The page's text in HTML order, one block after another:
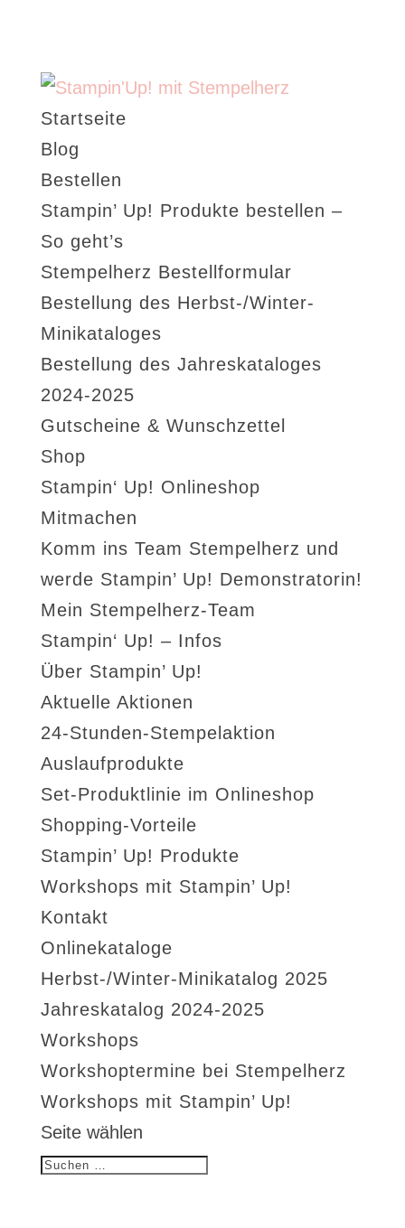
Startseite
Blog
Bestellen
Stampin’ Up! Produkte bestellen –
So geht’s
Stempelherz Bestellformular
Bestellung des Herbst-/Winter-
Minikataloges
Bestellung des Jahreskataloges
2024-2025
Gutscheine & Wunschzettel
Shop
Stampin‘ Up! Onlineshop
Mitmachen
Komm ins Team Stempelherz und
werde Stampin’ Up! Demonstratorin!
Mein Stempelherz-Team
Stampin‘ Up! – Infos
Über Stampin’ Up!
Aktuelle Aktionen
24-Stunden-Stempelaktion
Auslaufprodukte
Set-Produktlinie im Onlineshop
Shopping-Vorteile
Stampin’ Up! Produkte
Workshops mit Stampin’ Up!
Kontakt
Onlinekataloge
Herbst-/Winter-Minikatalog 2025
Jahreskatalog 2024-2025
Workshops
Workshoptermine bei Stempelherz
Workshops mit Stampin’ Up!
Seite wählen